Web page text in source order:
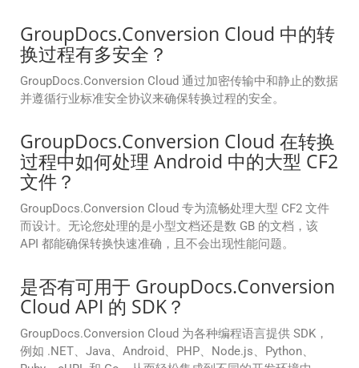
GroupDocs.Conversion Cloud 中的转
换过程有多安全？
GroupDocs.Conversion Cloud 通过加密传输中和静止的数据
并遵循行业标准安全协议来确保转换过程的安全。
GroupDocs.Conversion Cloud 在转换
过程中如何处理 Android 中的大型 CF2
文件？
GroupDocs.Conversion Cloud 专为流畅处理大型 CF2 文件
而设计。无论您处理的是小型文档还是数 GB 的文档，该
API 都能确保转换快速准确，且不会出现性能问题。
是否有可用于 GroupDocs.Conversion
Cloud API 的 SDK？
GroupDocs.Conversion Cloud 为各种编程语言提供 SDK，
例如 .NET、Java、Android、PHP、Node.js、Python、